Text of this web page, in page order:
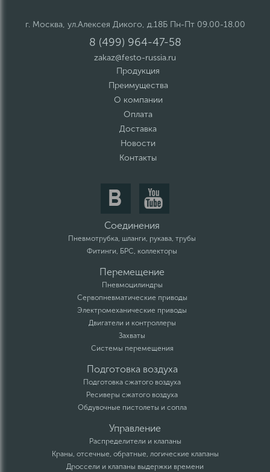
г. Москва, ул.Алексея Дикого, д.18Б Пн-Пт 09.00-18.00
8 (499) 964-47-58
zakaz@festo-russia.ru
Продукция
Преимущества
О компании
Оплата
Доставка
Новости
Контакты
Соединения
Пневмотрубка, шланги, рукава, трубы
Фитинги, БРС, коллекторы
Перемещение
Пневмоцилиндры
Сервопневматические приводы
Электромеханические приводы
Двигатели и контроллеры
Захваты
Системы перемещения
Подготовка воздуха
Подготовка сжатого воздуха
Ресиверы сжатого воздуха
Обдувочные пистолеты и сопла
Управление
Распределители и клапаны
Краны, отсечные, обратные, логические клапаны
Дроссели и клапаны выдержки времени